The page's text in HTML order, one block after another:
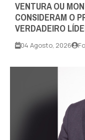
VENTURA OU
CONSIDERAM O
VERDADEIRO
04 Agosto, 2026